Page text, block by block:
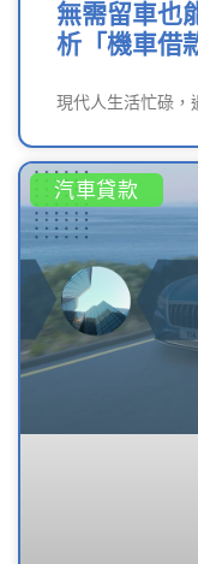
無需留車也
析「機車借
現代人生活忙碌，
汽車貸款